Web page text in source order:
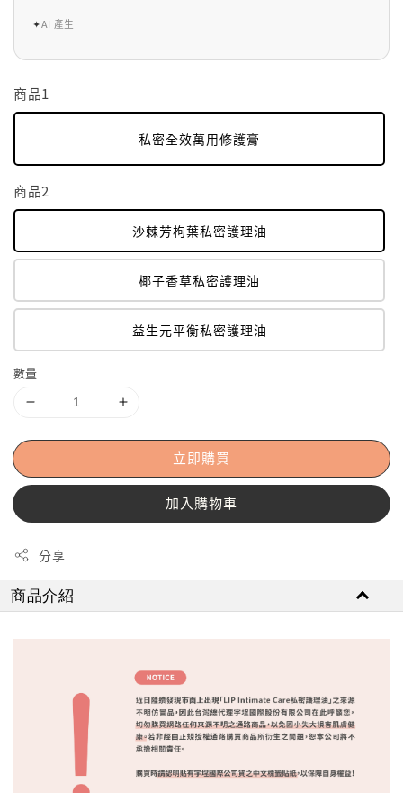
✦AI 產生
商品1
私密全效萬用修護膏
商品2
沙棘芳枸葉私密護理油
椰子香草私密護理油
益生元平衡私密護理油
數量
立即購買
加入購物車
分享
商品介紹